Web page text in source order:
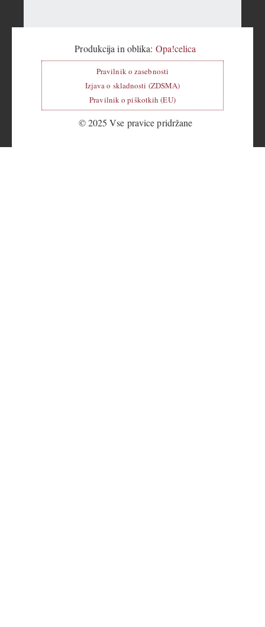
Produkcija in oblika: Opa!celica
Pravilnik o zasebnosti
Izjava o skladnosti (ZDSMA)
Pravilnik o piškotkih (EU)
© 2025 Vse pravice pridržane